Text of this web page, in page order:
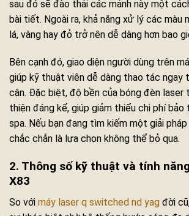
sau đó sẽ đào thải các mảnh này một
bài tiết. Ngoài ra, khả năng xử lý các màu
lá, vàng hay đỏ trở nên dễ dàng hơn bao
Bên cạnh đó, giao diện người dùng trên
giúp kỹ thuật viên dễ dàng thao tác ngay
cận. Đặc biệt, độ bền của bóng đèn laser
thiện đáng kể, giúp giảm thiểu chi phí
spa. Nếu bạn đang tìm kiếm một giải
chắc chắn là lựa chọn không thể bỏ qua.
2. Thông số kỹ thuật và tính
X83
So với máy laser q switched nd yag đời